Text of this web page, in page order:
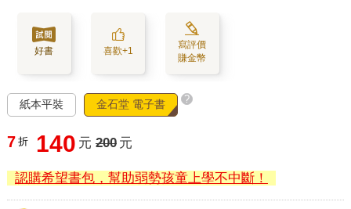
好書 喜歡+1
寫評價
賺金幣
紙本平裝 金石堂 電子書 ?
7 折 140 元 200 元
認購希望書包，幫助弱勢孩童上學不中斷！